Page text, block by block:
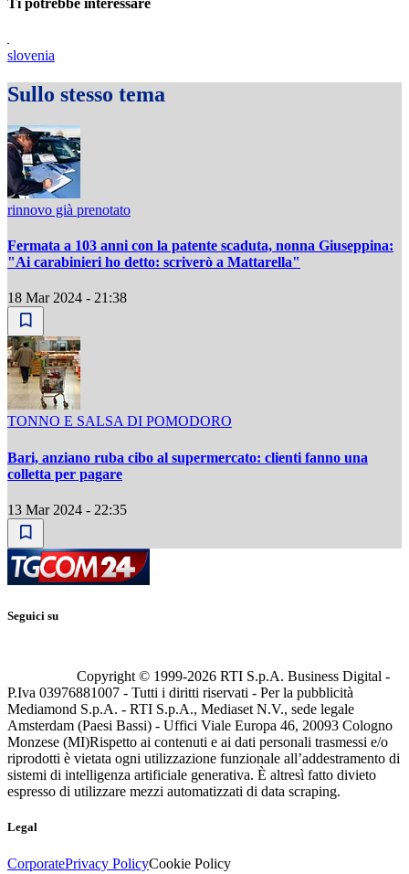
slovenia
Sullo stesso tema
rinnovo già prenotato
Fermata a 103 anni con la patente scaduta, nonna Giuseppina:
"Ai carabinieri ho detto: scriverò a Mattarella"
18 Mar 2024 - 21:38
TONNO E SALSA DI POMODORO
Bari, anziano ruba cibo al supermercato: clienti fanno una
colletta per pagare
13 Mar 2024 - 22:35
Seguici su
Copyright © 1999-2026 RTI S.p.A. Business Digital -
P.Iva 03976881007 - Tutti i diritti riservati - Per la pubblicità
Mediamond S.p.A. - RTI S.p.A., Mediaset N.V., sede legale
Amsterdam (Paesi Bassi) - Uffici Viale Europa 46, 20093 Cologno
Monzese (MI)Rispetto ai contenuti e ai dati personali trasmessi e/o
riprodotti è vietata ogni utilizzazione funzionale all’addestramento di
sistemi di intelligenza artificiale generativa. È altresì fatto divieto
espresso di utilizzare mezzi automatizzati di data scraping.
Legal
CorporatePrivacy PolicyCookie Policy